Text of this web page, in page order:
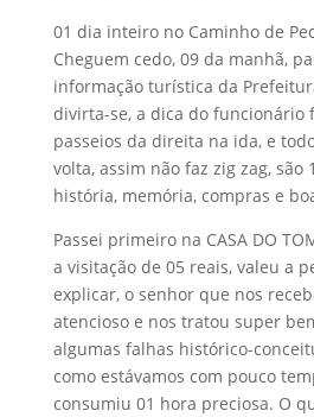
01 dia inteiro no Caminho de
Cheguem cedo, 09 da manhã,
informação turística da
divirta-se, a dica do funcionário
passeios da direita na ida, e
volta, assim não faz zig zag, são
história, memória, compras e
Passei primeiro na CASA DO
a visitação de 05 reais, valeu a
explicar, o senhor que nos
atencioso e nos tratou super
algumas falhas histórico-
como estávamos com pouco
consumiu 01 hora preciosa. O